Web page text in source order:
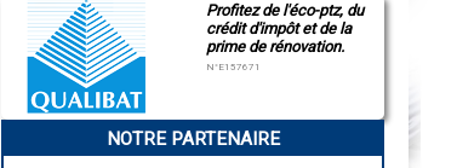
Montluçon
Manosque
Gap
Charleville-Mézières
Pamiers
Narbonne
Profitez de l'éco-ptz, du
crédit d'impôt et de la
prime de rénovation.
N°E157671
NOTRE PARTENAIRE